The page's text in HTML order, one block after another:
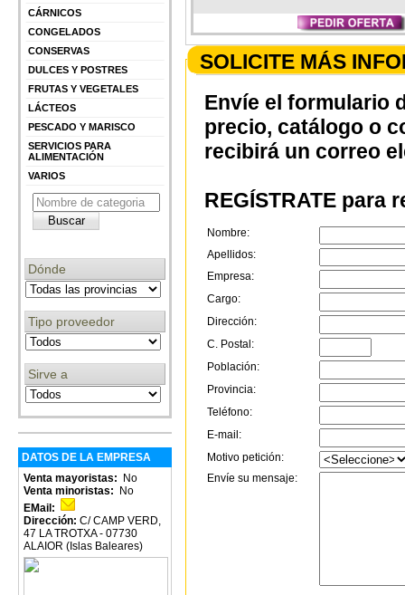
CÁRNICOS
CONGELADOS
CONSERVAS
DULCES Y POSTRES
FRUTAS Y VEGETALES
LÁCTEOS
PESCADO Y MARISCO
SERVICIOS PARA
ALIMENTACIÓN
VARIOS
Dónde
Tipo proveedor
Sirve a
DATOS DE LA EMPRESA
Venta mayoristas: No
Venta minoristas: No
EMail:
Dirección: C/ CAMP VERD,
47 LA TROTXA - 07730
ALAIOR (Islas Baleares)
SOLICITE MÁS
Envíe el formulario
precio, catálogo o
recibirá un correo
REGÍSTRATE para
Nombre:
Apellidos:
Empresa:
Cargo:
Dirección:
C. Postal:
Población:
Provincia:
Teléfono:
E-mail:
Motivo petición:
Envíe su mensaje: